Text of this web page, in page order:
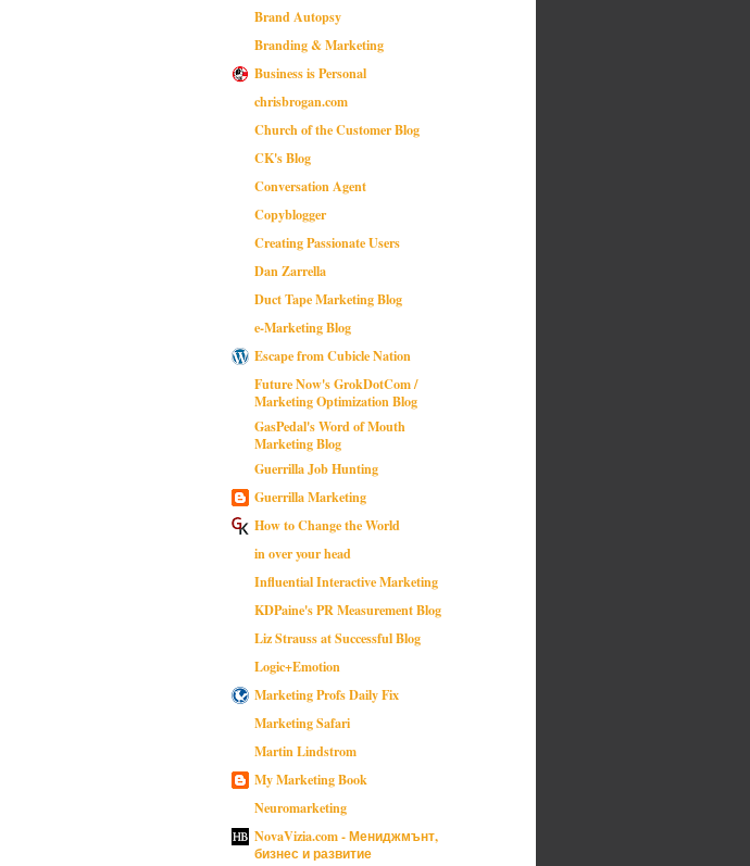
Brand Autopsy
Branding & Marketing
Business is Personal
chrisbrogan.com
Church of the Customer Blog
CK's Blog
Conversation Agent
Copyblogger
Creating Passionate Users
Dan Zarrella
Duct Tape Marketing Blog
e-Marketing Blog
Escape from Cubicle Nation
Future Now's GrokDotCom /
Marketing Optimization Blog
GasPedal's Word of Mouth
Marketing Blog
Guerrilla Job Hunting
Guerrilla Marketing
How to Change the World
in over your head
Influential Interactive Marketing
KDPaine's PR Measurement Blog
Liz Strauss at Successful Blog
Logic+Emotion
Marketing Profs Daily Fix
Marketing Safari
Martin Lindstrom
My Marketing Book
Neuromarketing
NovaVizia.com - Мениджмънт,
бизнес и развитие